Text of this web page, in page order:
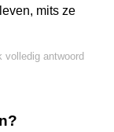
mits ze
volledig antwoord